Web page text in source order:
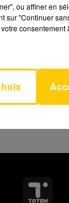
ou affiner en
sur "Continuer